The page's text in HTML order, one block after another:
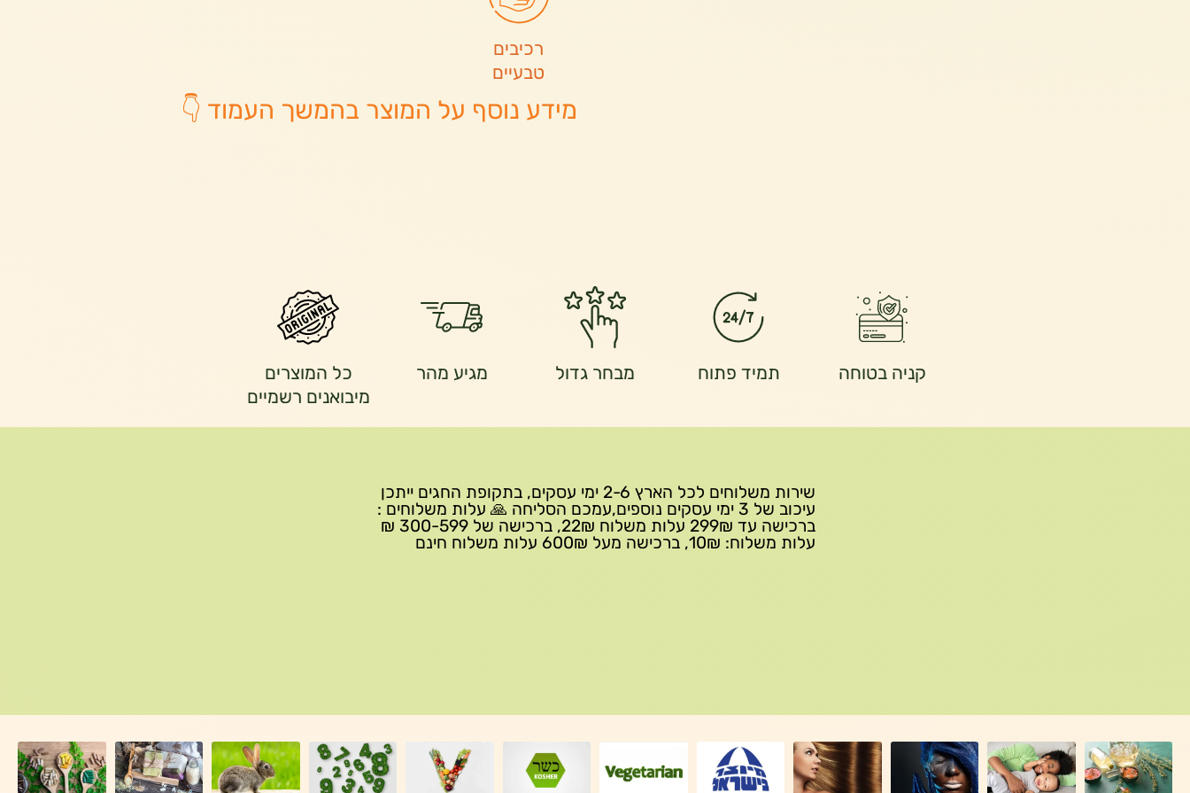
רכיבים
טבעיים
מידע נוסף על המוצר בהמשך העמוד 👇
קניה בטוחה תמיד פתוח מבחר גדול מגיע מהר
כל המוצרים
מיבואנים רשמיים
שירות משלוחים לכל הארץ 2-6 ימי עסקים, בתקופת החגים ייתכן
עיכוב של 3 ימי עסקים נוספים,עמכם הסליחה 🙏 עלות משלוחים :
ברכישה עד 299₪ עלות משלוח 22₪, ברכישה של 300-599 ₪
עלות משלוח: 10₪, ברכישה מעל 600₪ עלות משלוח חינם